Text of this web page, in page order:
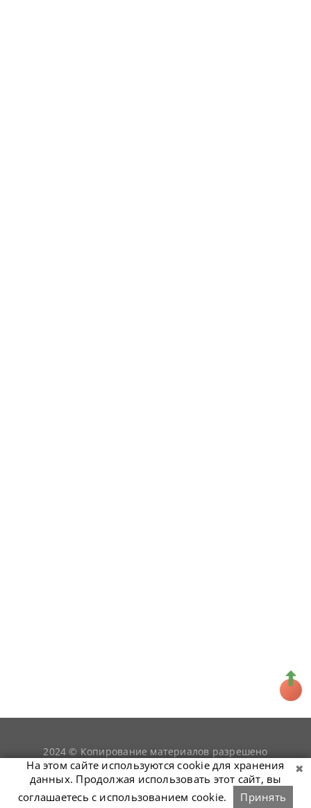
2024 © Копирование материалов разрешено
только при условии гиперссылки наsnookerist.ru
На этом сайте используются cookie для хранения
данных. Продолжая использовать этот сайт, вы
соглашаетесь с использованием cookie.
Принять